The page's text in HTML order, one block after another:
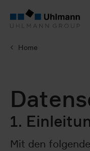
Home
1.
Mit den